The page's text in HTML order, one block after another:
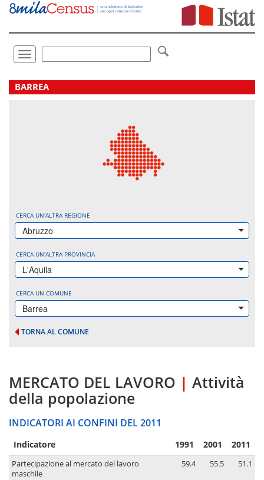
Vai
direttamente
Toggle
navigation
.
BARREA
CERCA UN'ALTRA REGIONE
Abruzzo
CERCA UN'ALTRA PROVINCIA
L'Aquila
CERCA UN COMUNE
Barrea
TORNA AL COMUNE
MERCATO DEL LAVORO | Attività
della popolazione
INDICATORI AI CONFINI DEL 2011
Indicatore 1991 2001 2011
Partecipazione al mercato del lavoro
maschile
59.4 55.5 51.1